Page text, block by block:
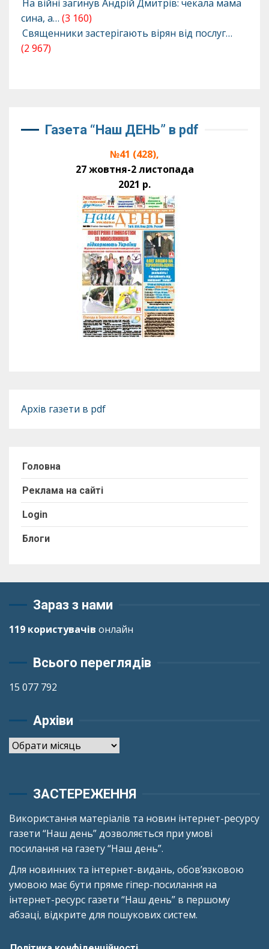
На війні загинув Андрій Дмитрів: чекала мама
сина, а… (3 160)
Священники застерігають вірян від послуг…
(2 967)
Газета “Наш ДЕНЬ” в pdf
№41 (428),
27 жовтня-2 листопада
2021 р.
Архів газети в pdf
Головна
Реклама на сайті
Login
Блоги
Зараз з нами
119 користувачів онлайн
Всього переглядів
15 077 792
Архіви
Архіви
ЗАСТЕРЕЖЕННЯ
Використання матеріалів та новин інтернет-ресурсу
газети “Наш день” дозволяється при умові
посилання на газету “Наш день”.
Для новинних та інтернет-видань, обов’язковою
умовою має бути пряме гіпер-посилання на
інтернет-ресурс газети “Наш день” в першому
абзаці, відкрите для пошукових систем.